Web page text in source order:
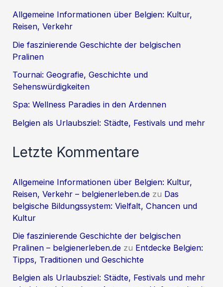
Allgemeine Informationen über Belgien: Kultur,
Reisen, Verkehr
Die faszinierende Geschichte der belgischen
Pralinen
Tournai: Geografie, Geschichte und
Sehenswürdigkeiten
Spa: Wellness Paradies in den Ardennen
Belgien als Urlaubsziel: Städte, Festivals und mehr
Letzte Kommentare
Allgemeine Informationen über Belgien: Kultur,
Reisen, Verkehr – belgienerleben.de zu Das
belgische Bildungssystem: Vielfalt, Chancen und
Kultur
Die faszinierende Geschichte der belgischen
Pralinen – belgienerleben.de zu Entdecke Belgien:
Tipps, Traditionen und Geschichte
Belgien als Urlaubsziel: Städte, Festivals und mehr